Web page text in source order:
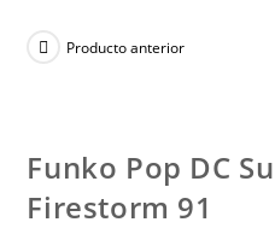
Producto anterior
Funko Pop DC
Firestorm 91